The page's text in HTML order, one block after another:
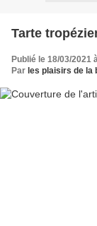
Tarte
Publié le 18/03/2021
Par les plaisirs de la